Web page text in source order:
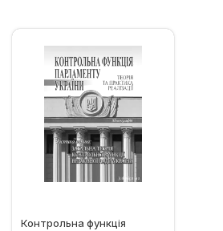
Контрольна функція